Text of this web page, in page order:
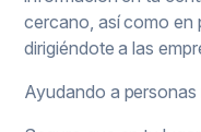
cercano, así como en
dirigiéndote a las
Ayudando a personas